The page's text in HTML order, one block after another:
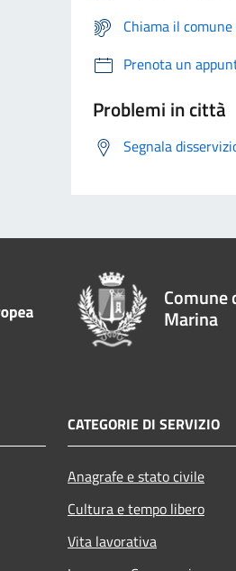
Chiama il
Prenota un
Problemi in città
Segnala
Comune
Marina
CATEGORIE DI SERVIZIO
Anagrafe e stato civile
Cultura e tempo libero
Vita lavorativa